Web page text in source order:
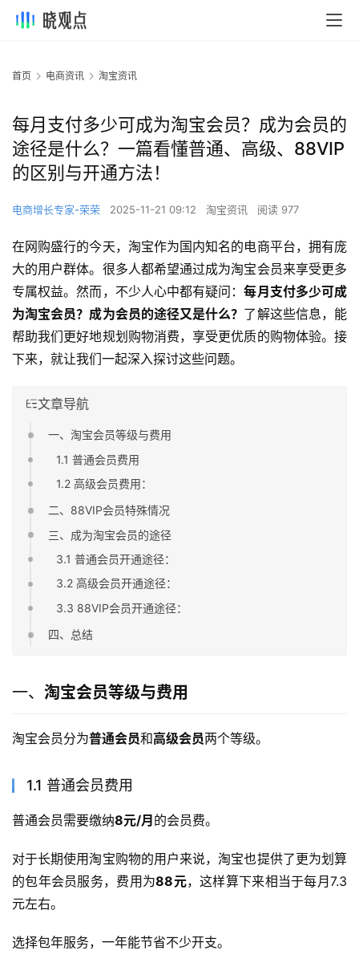
首页 电商资讯 淘宝资讯
每月支付多少可成为淘宝会员？成为会员的
途径是什么？一篇看懂普通、高级、88VIP
的区别与开通方法！
电商增长专家-荣荣 2025-11-21 09:12 淘宝资讯 阅读 977
在网购盛行的今天，淘宝作为国内知名的电商平台，拥有庞
大的用户群体。很多人都希望通过成为淘宝会员来享受更多
专属权益。然而，不少人心中都有疑问：每月支付多少可成
为淘宝会员？成为会员的途径又是什么？ 了解这些信息，能
帮助我们更好地规划购物消费，享受更优质的购物体验。接
下来，就让我们一起深入探讨这些问题。
文章导航
一、淘宝会员等级与费用
1.1 普通会员费用
1.2 高级会员费用：
二、88VIP会员特殊情况
三、成为淘宝会员的途径
3.1 普通会员开通途径：
3.2 高级会员开通途径：
3.3 88VIP会员开通途径：
四、总结
一、 淘宝会员等级与费用
淘宝会员分为普通会员和高级会员两个等级。
1.1 普通会员费用
普通会员需要缴纳8元/月 的会员费。
对于长期使用淘宝购物的用户来说，淘宝也提供了更为划算
的包年会员服务，费用为88元，这样算下来相当于每月7.3
元左右。
选择包年服务，一年能节省不少开支。